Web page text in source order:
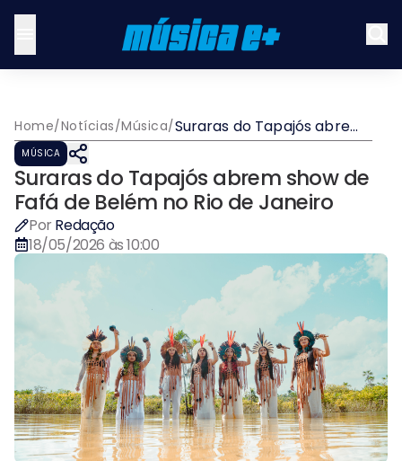
Home/Notícias/Música/Suraras do Tapajós abrem
show de Fafá de Belém no
MÚSICA
Suraras do Tapajós abrem show de
Fafá de Belém no Rio de Janeiro
Por Redação
18/05/2026 às 10:00